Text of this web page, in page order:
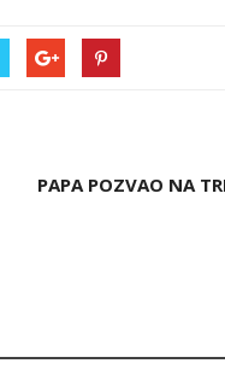
PAPA POZVAO NA